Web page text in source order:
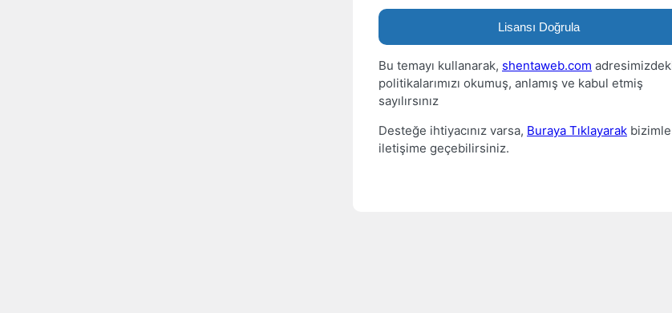
Lisansı Doğrula
Bu temayı kullanarak, shentaweb.com
politikalarımızı okumuş, anlamış ve kabul etmiş
sayılırsınız
Desteğe ihtiyacınız varsa, Buraya Tıklayarak bizimle
iletişime geçebilirsiniz.